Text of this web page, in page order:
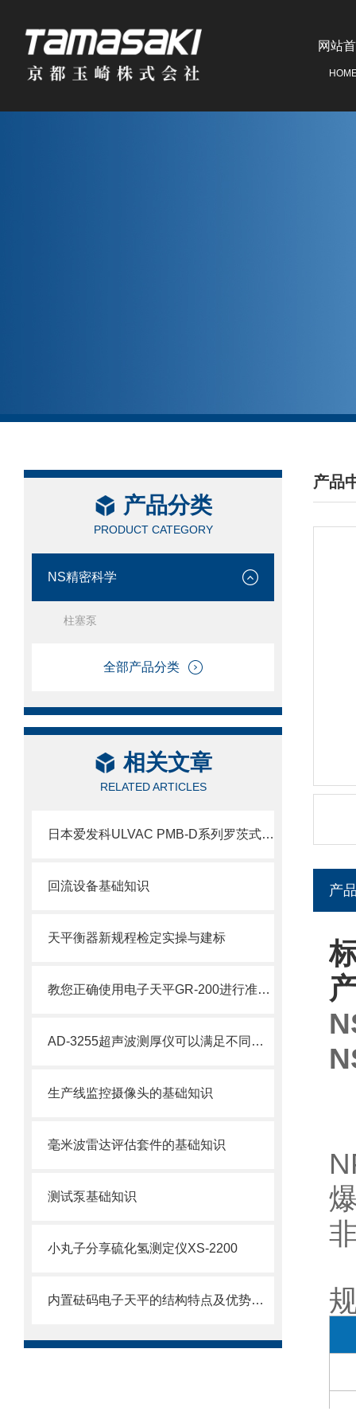
网站
产品分类
PRODUCT CATEGORY
NS精密科学
柱塞泵
全部产品分类
相关文章
RELATED ARTICLES
日本爱发科ULVAC PMB-D系列罗茨式机械增压泵技术介绍
回流设备基础知识
天平衡器新规程检定实操与建标
教您正确使用电子天平GR-200进行准确测量?
AD-3255超声波测厚仪可以满足不同厚度材料的测量需求
生产线监控摄像头的基础知识
毫米波雷达评估套件的基础知识
测试泵基础知识
小丸子分享硫化氢测定仪XS-2200
内置砝码电子天平的结构特点及优势体现
产品
/
产